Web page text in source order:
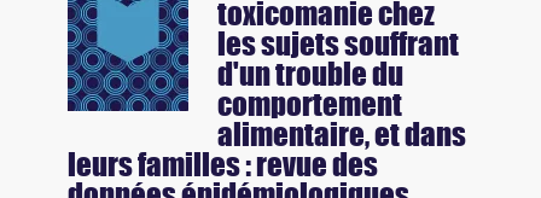
toxicomanie chez
les sujets souffrant
d'un trouble du
comportement
alimentaire, et dans
leurs familles : revue des